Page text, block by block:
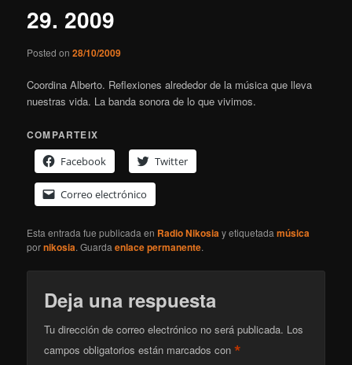
29. 2009
Posted on28/10/2009
Coordina Alberto. Reflexiones alrededor de la música que lleva
nuestras vida. La banda sonora de lo que vivimos.
COMPARTEIX
Facebook
Twitter
Correo electrónico
Esta entrada fue publicada en Radio Nikosiay etiquetadamúsica
pornikosia. Guardaenlace permanente.
Deja una respuesta
Tu dirección de correo electrónico no será publicada. Los
campos obligatorios están marcados con*